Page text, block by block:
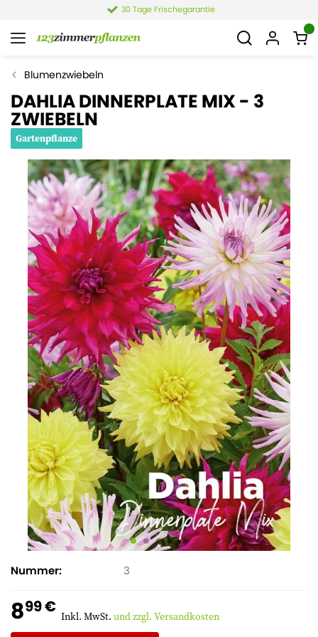
30 Tage Frischegarantie
Blumenzwiebeln
DAHLIA DINNERPLATE MIX - 3
ZWIEBELN
Gartenpflanze
Nummer 3
899 € Inkl. MwSt. und zzgl. Versandkosten